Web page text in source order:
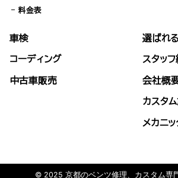
料金表
車検
コーディング
中古車販売
選ばれ
スタッ
会社概
カスタ
メカニ
© 2025 京都のベンツ修理、カスタム専